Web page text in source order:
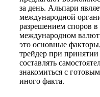
за день. Альпари
международной
разрешением споров
международном
это основные
трейдер при
составлять
знакомиться с
иного факта.